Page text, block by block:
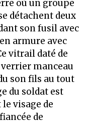
où un groupe
détachent deux
son fusil avec
armure avec
vitrail daté de
manceau
son fils au tout
du soldat est
visage de
de